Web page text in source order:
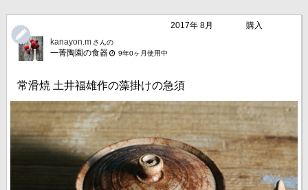
2017年 8月
購入
kanayon.m さんの
一菁陶園の食器 9年0ヶ月使用中
常滑焼 土井福雄作の藻掛けの急須